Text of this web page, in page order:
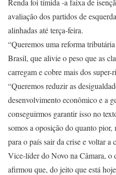
Renda foi tímida -a faixa de
avaliação dos partidos de
alinhadas até terça-feira.
“Queremos uma reforma
Brasil, que alivie o peso que as
carregam e cobre mais dos
“Queremos reduzir as
desenvolvimento econômico e a
conseguirmos garantir isso no
somos a oposição do quanto
para o país sair da crise e voltar a
Vice-líder do Novo na Câmara, o
afirmou que, do jeito que está